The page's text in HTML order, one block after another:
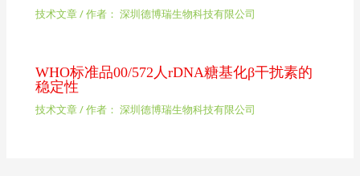
技术文章/ 作者： 深圳德博瑞生物科技有限公司
WHO标准品00/572人rDNA糖基化β干扰素的
稳定性
技术文章/ 作者： 深圳德博瑞生物科技有限公司